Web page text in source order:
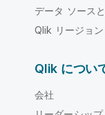
データ ソース
Qlik リージョン
Qlik につい
会社